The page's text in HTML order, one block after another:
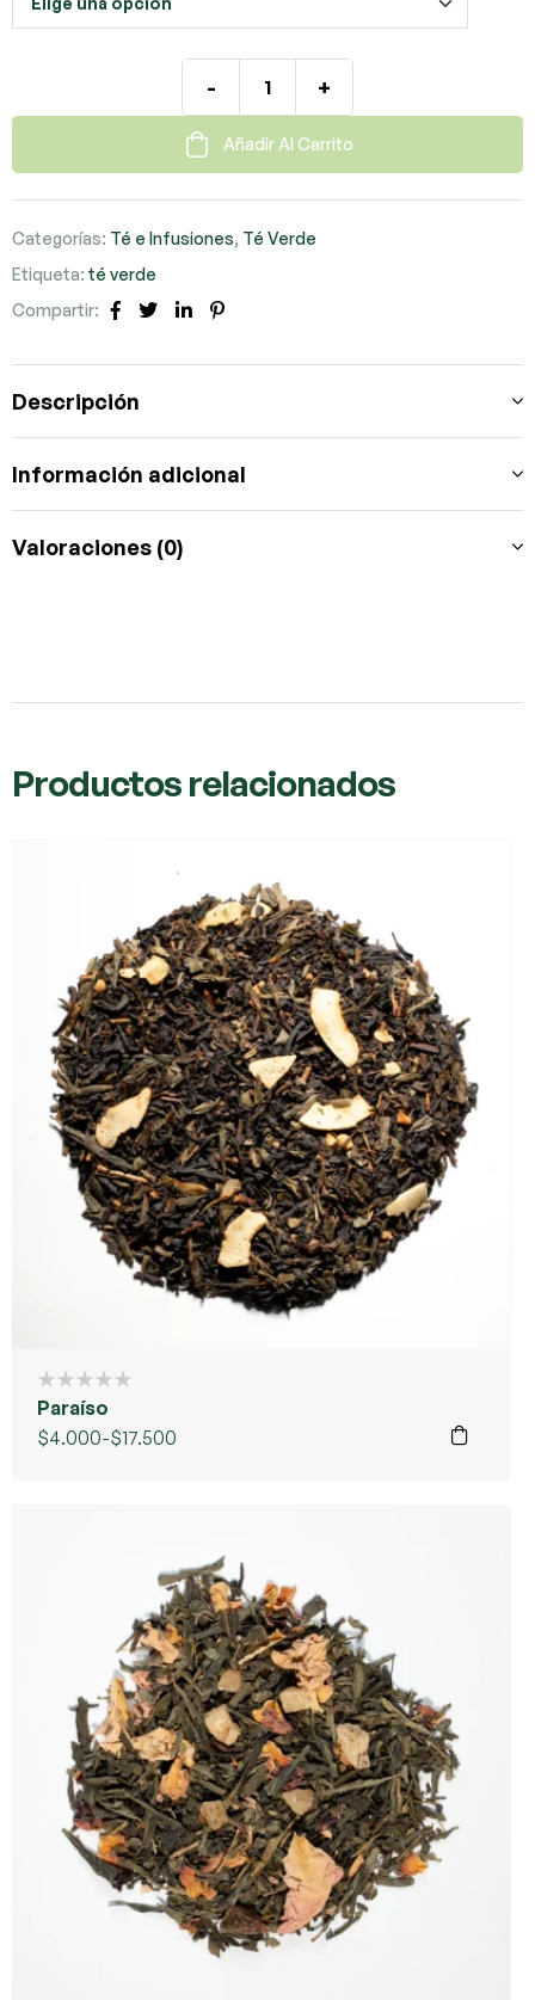
- +
Añadir Al Carrito
Categorías: Té e Infusiones, Té Verde
Etiqueta: té verde
Compartir:
Facebook
TwitterLinkedIn
Descripción
Información adicional
Valoraciones (0)
Productos relacionados
Paraíso
$4.000-$17.500